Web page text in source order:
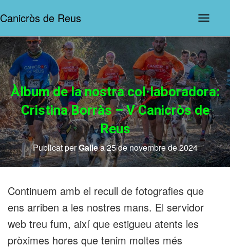
Canicròs de Reus
o
m
u
t
a
l
a
a
e
g
a
c
i
Àlbum de la nostra col·laboradora:
Cristina Borràs – V Canicròs de
Reus
Publicat perGallea25 de novembre de 2024
Continuem amb el recull de fotografies que
ens arriben a les nostres mans. El servidor
web treu fum, així que estigueu atents les
pròximes hores que tenim moltes més